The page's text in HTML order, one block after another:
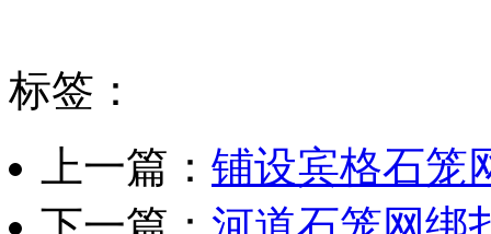
标签：
上一篇： 铺设宾格石笼